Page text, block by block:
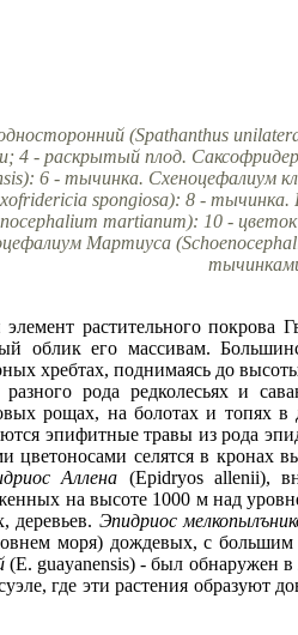
(Spathanthus
4 - раскрытый плод.
6 - тычинка. Схеноцефалиум
spongiosa): 8 -
martianum): 10 -
Мартиуса
растительного покрова
облик его массивам.
хребтах, поднимаясь до
разного рода редколесьях и
рощах, на болотах и топях
эпифитные травы из рода
селятся в кронах
Аллена (Epidryos allenii),
на высоте 1000 м над
деревьев. Эпидриос
моря) дождевых, с большим
(Е. guayanensis) - был обнаружен в
где эти растения образуют